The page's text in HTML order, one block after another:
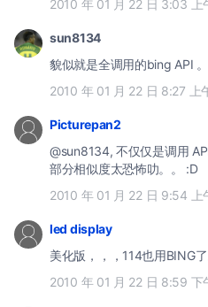
2010 年 01 月 22 日 3:03 上
sun8134
貌似就是全调用的bing API 。
2010 年 01 月 22 日 8:27 上
Picturepan2
@sun8134, 不仅仅是调用
部分相似度太恐怖叻。。 :D
2010 年 01 月 22 日 9:54 上
led display
美化版，，，114也用BING了
2010 年 01 月 22 日 8:59 下